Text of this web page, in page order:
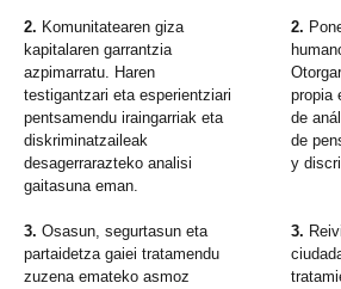
2. Komunitatearen giza
kapitalaren garrantzia
azpimarratu. Haren
testigantzari eta esperientziari
pentsamendu iraingarriak eta
diskriminatzaileak
desagerrarazteko analisi
gaitasuna eman.
2.
propia
de
de
y
3. Osasun, segurtasun eta
partaidetza gaiei tratamendu
zuzena emateko asmoz
3.